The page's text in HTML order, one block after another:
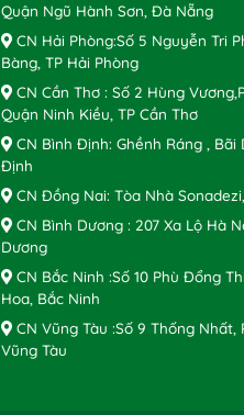
Quận Ngũ Hành Sơn, Đà Nẵng
CN Hải Phòng:Số 5 Nguyễn Tri
Bàng, TP Hải Phòng
CN Cần Thơ : Số 2 Hùng
Quận Ninh Kiều, TP Cần Thơ
CN Bình Định: Ghềnh Ráng , Bãi
Định
CN Đồng Nai: Tòa Nhà
CN Bình Dương : 207 Xa Lộ Hà
Dương
CN Bắc Ninh :Số 10 Phù Đổng
Hoa, Bắc Ninh
CN Vũng Tàu :Số 9 Thống Nhất,
Vũng Tàu